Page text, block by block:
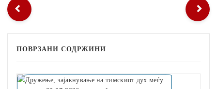
ПОВРЗАНИ СОДРЖИНИ